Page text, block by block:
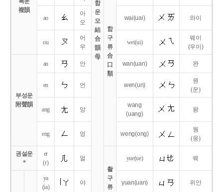
합
운
모
結
合
韻
母
複韻
합
구
류
合
口
類
ao
아
오
wai(uai) 와이
ou
어
우
wei(ui)
웨이
(우이)
부성운
附聲韻
an 안 wan(uan) 완
en 언 wen(un)
원
(운)
ang 앙
wang
(uang)
왕
eng 엉 weng(ong)
웡
(웅)
권설운
*
er
(r)
얼
촬
구
류
yue(ue) 웨
ya
(ia)
야 yuan(uan) 위안